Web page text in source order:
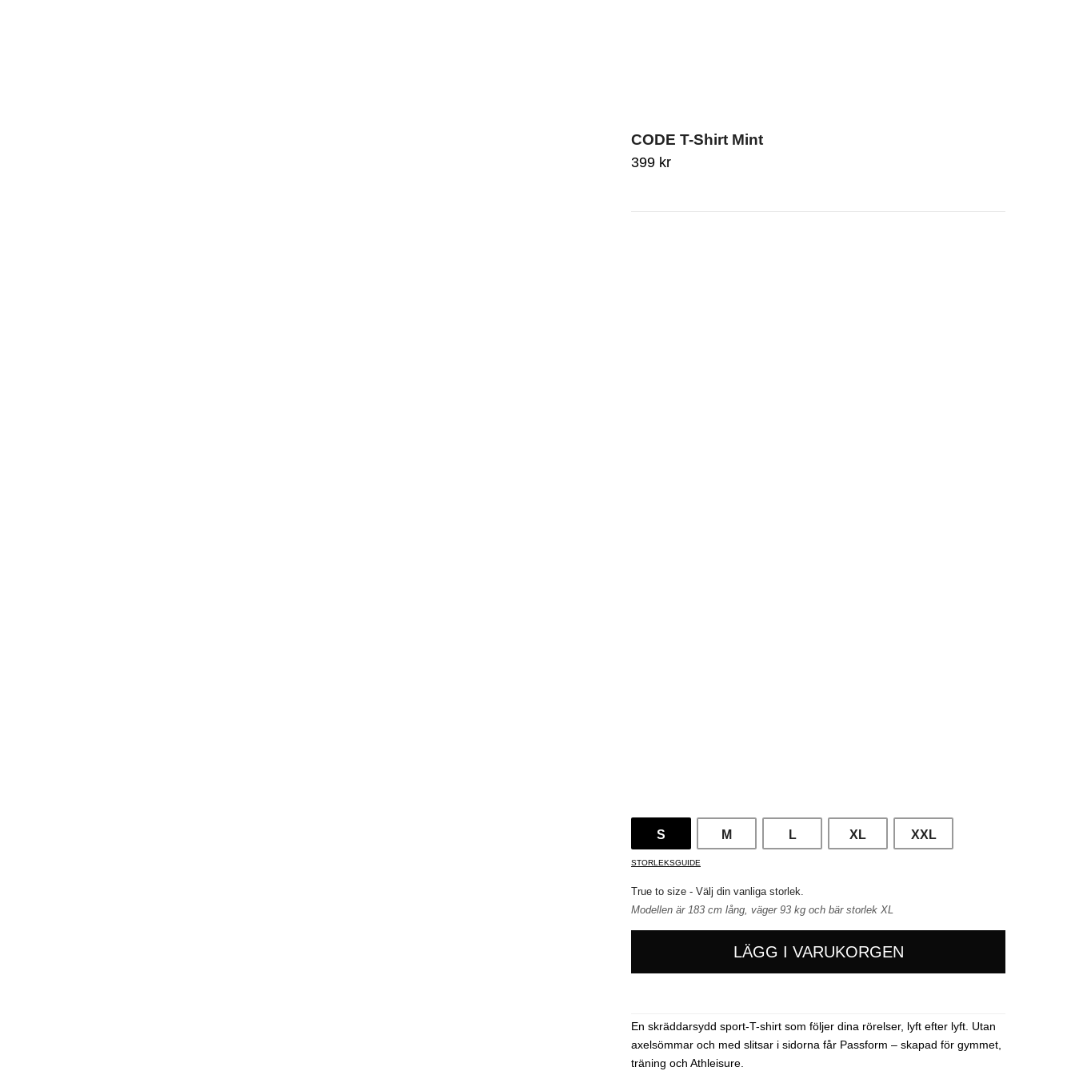
CODE T-Shirt Mint
399 kr
S M L XL XXL
STORLEKSGUIDE
True to size - Välj din vanliga storlek.
Modellen är 183 cm lång, väger 93 kg och bär storlek XL
LÄGG I VARUKORGEN
En skräddarsydd sport-T-shirt som följer dina rörelser, lyft efter lyft. Utan
axelsömmar och med slitsar i sidorna får Passform – skapad för gymmet,
träning och Athleisure.